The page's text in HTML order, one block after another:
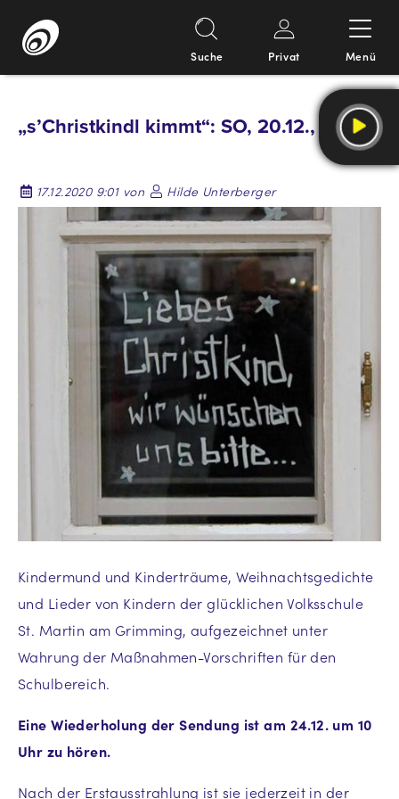
Inhalt
Suche Privat Menü
„s’Christkindl kimmt“: SO, 20.12., 13 Uhr
17.12.2020 9:01 von Hilde Unterberger
Kindermund und Kinderträume, Weihnachtsgedichte
und Lieder von Kindern der glücklichen Volksschule
St. Martin am Grimming, aufgezeichnet unter
Wahrung der Maßnahmen-Vorschriften für den
Schulbereich.
Eine Wiederholung der Sendung ist am 24.12. um 10
Uhr zu hören.
Nach der Erstausstrahlung ist sie jederzeit in der